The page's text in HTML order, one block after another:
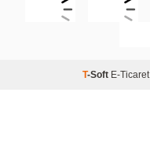
T-Soft E-Ticaret